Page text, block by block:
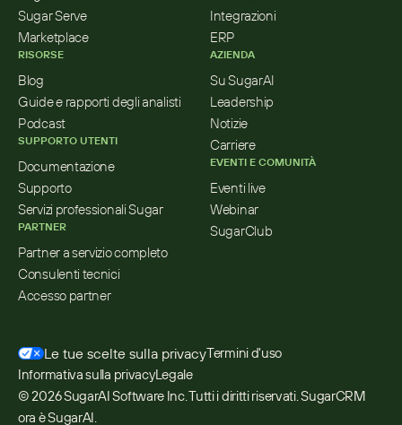
Sugar Serve
Marketplace
RISORSE
Blog
Guide e rapporti degli analisti
Podcast
SUPPORTO UTENTI
Documentazione
Supporto
Servizi professionali Sugar
PARTNER
Partner a servizio completo
Consulenti tecnici
Accesso partner
Integrazioni
ERP
AZIENDA
Su SugarAI
Leadership
Notizie
Carriere
EVENTI E COMUNITÀ
Eventi live
Webinar
SugarClub
Le tue scelte sulla privacyTermini d'uso
Informativa sulla privacyLegale
© 2026 SugarAI Software Inc. Tutti i diritti riservati. SugarCRM
ora è SugarAI.